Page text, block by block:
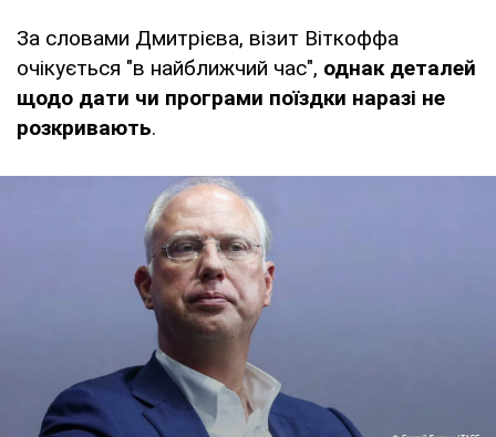
За словами Дмитрієва, візит Віткоффа
очікується "в найближчий час", однак деталей
щодо дати чи програми поїздки наразі не
розкривають.